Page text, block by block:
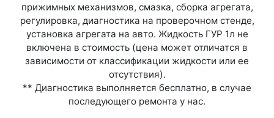
прижимных механизмов, смазка, сборка агрегата,
регулировка, диагностика на проверочном стенде,
установка агрегата на авто. Жидкость ГУР 1л не
включена в стоимость (цена может отличатся в
зависимости от классификации жидкости или ее
отсутствия).
** Диагностика выполняется бесплатно, в случае
последующего ремонта у нас.